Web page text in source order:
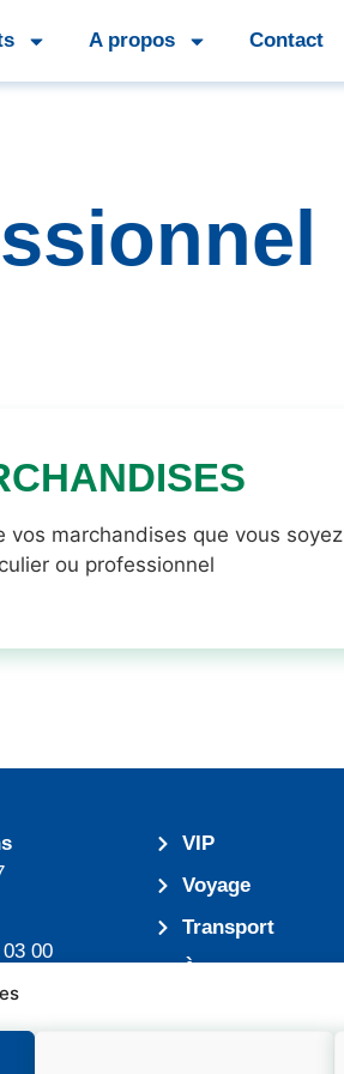
A propos Contact
vos marchandises que vous soyez
ou professionnel
00
VIP
Voyage
Transport
À propos